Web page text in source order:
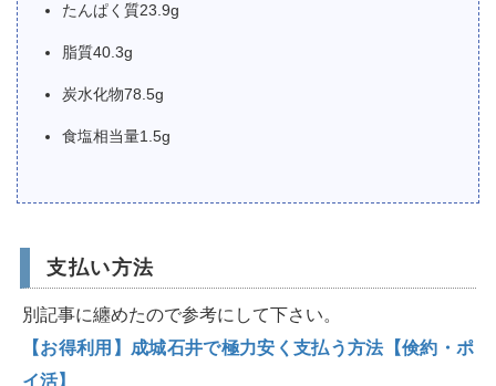
たんぱく質23.9g
脂質40.3g
炭水化物78.5g
食塩相当量1.5g
支払い方法
別記事に纏めたので参考にして下さい。
【お得利用】成城石井で極力安く支払う方法【倹約・ポ
イ活】